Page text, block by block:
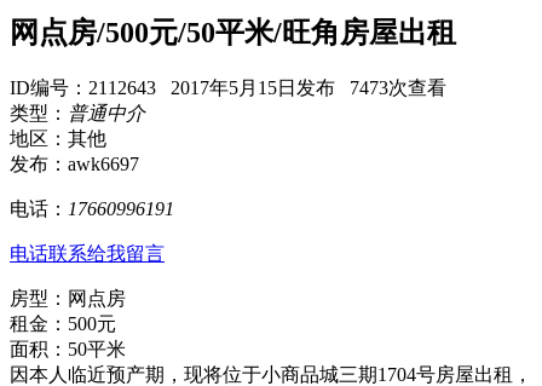
网点房/500元/50平米/旺角房屋出租
ID编号：2112643 2017年5月15日发布 7473次查看
类型： 普通中介
地区：其他
发布：awk6697
电话： 17660996191
电话联系给我留言
房型：网点房
租金：500元
面积：50平米
因本人临近预产期，现将位于小商品城三期1704号房屋出租，